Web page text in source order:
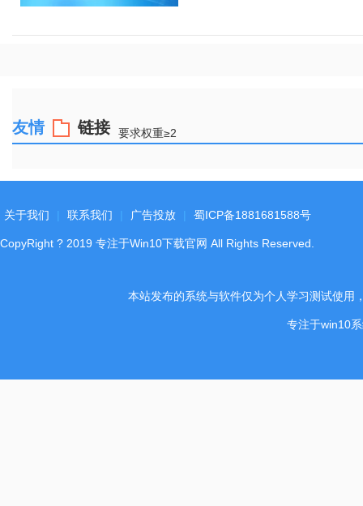
友情 链接 要求权重≥2
关于我们 联系我们 广告投放 蜀ICP备1881681588号
CopyRight ? 2019 专注于Win10下载官网 All Rights Reserved.
本站发布的系统与软件仅为个人学习测试使用
专注于win10